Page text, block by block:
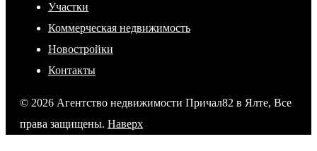
Участки
Коммерческая недвижимость
Новостройки
Контакты
© 2026 Агентство недвижимости Причал82 в Ялте, Все
права защищены. Наверх